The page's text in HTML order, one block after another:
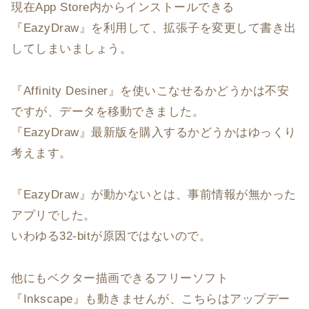
現在App Store内からインストールできる
『EazyDraw』を利用して、拡張子を変更して書き出
してしまいましょう。
『Affinity Desiner』を使いこなせるかどうかは不安
ですが、データを移動できました。
『EazyDraw』最新版を購入するかどうかはゆっくり
考えます。
『EazyDraw』が動かないとは、事前情報が無かった
アプリでした。
いわゆる32-bitが原因ではないので。
他にもベクター描画できるフリーソフト
『Inkscape』も動きませんが、こちらはアップデー